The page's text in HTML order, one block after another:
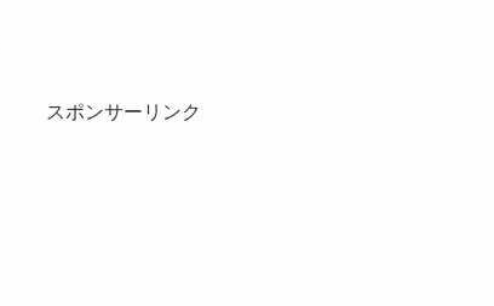
スポンサーリンク